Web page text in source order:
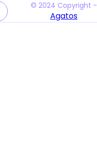
© 2024 Copyright -
Agatos